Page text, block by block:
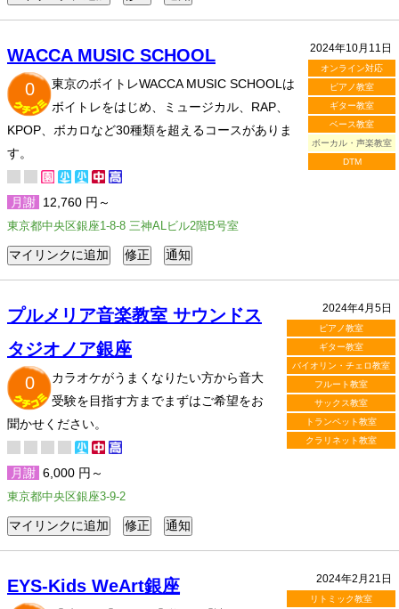
2024年10月11日
オンライン対応
ピアノ教室
ギター教室
ベース教室
ボーカル・声楽教室
DTM
WACCA MUSIC SCHOOL
0
東京のボイトレWACCA MUSIC SCHOOLは
ボイトレをはじめ、ミュージカル、RAP、
KPOP、ボカロなど30種類を超えるコースがありま
す。
月謝 12,760 円～
東京都中央区銀座1-8-8 三神ALビル2階B号室
2024年4月5日
ピアノ教室
ギター教室
バイオリン・チェロ教室
フルート教室
サックス教室
トランペット教室
クラリネット教室
プルメリア音楽教室 サウンドス
タジオノア銀座
0
カラオケがうまくなりたい方から音大
受験を目指す方までまずはご希望をお
聞かせください。
月謝 6,000 円～
東京都中央区銀座3-9-2
2024年2月21日
リトミック教室
EYS-Kids WeArt銀座